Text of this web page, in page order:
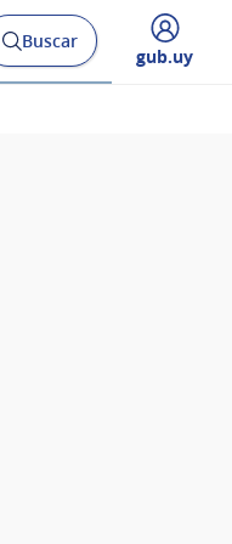
Abrir
buscador
Buscar
Desplegar
gub.uy